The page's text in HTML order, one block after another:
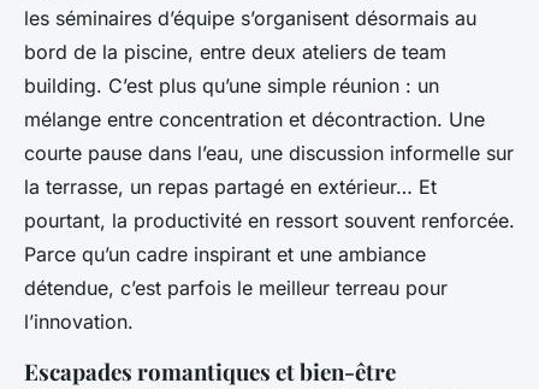
les séminaires d’équipe s’organisent désormais au
bord de la piscine, entre deux ateliers de team
building. C’est plus qu’une simple réunion : un
mélange entre concentration et décontraction. Une
courte pause dans l’eau, une discussion informelle sur
la terrasse, un repas partagé en extérieur… Et
pourtant, la productivité en ressort souvent renforcée.
Parce qu’un cadre inspirant et une ambiance
détendue, c’est parfois le meilleur terreau pour
l’innovation.
Escapades romantiques et bien-être